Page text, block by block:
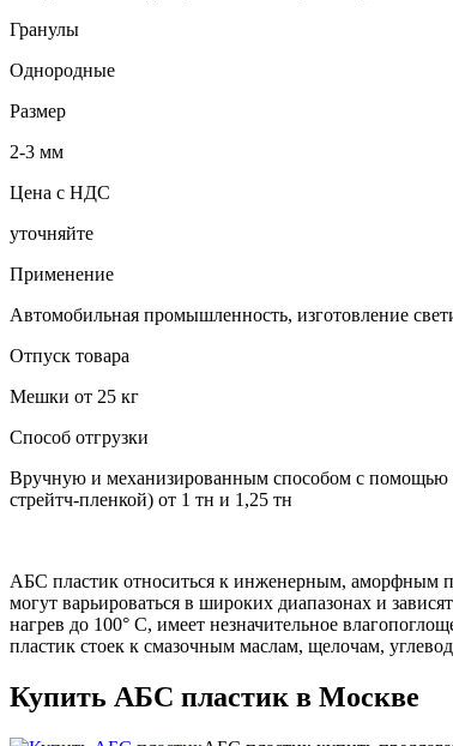
Гранулы
Однородные
Размер
2-3 мм
Цена с НДС
уточняйте
Применение
Автомобильная промышленность, изготовление
Отпуск товара
Мешки от 25 кг
Способ отгрузки
Вручную и механизированным способом с помощью
стрейтч-пленкой) от 1 тн и 1,25 тн
АБС пластик относиться к инженерным, аморфным
могут варьироваться в широких диапазонах и
нагрев до 100° С, имеет незначительное
пластик стоек к смазочным маслам, щелочам,
Купить АБС пластик в Москве